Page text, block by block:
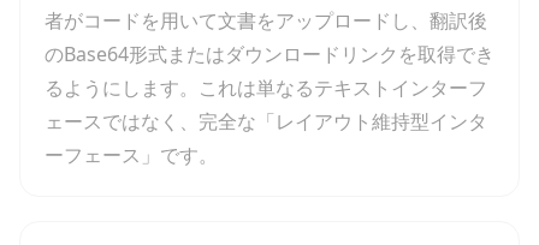
者がコードを用いて文書をアップロードし、翻訳後
のBase64形式またはダウンロードリンクを取得でき
るようにします。これは単なるテキストインターフ
ェースではなく、完全な「レイアウト維持型インタ
ーフェース」です。